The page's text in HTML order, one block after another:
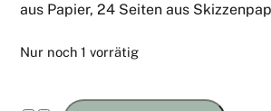
aus Papier, 24 Seiten aus
Nur noch 1 vorrätig